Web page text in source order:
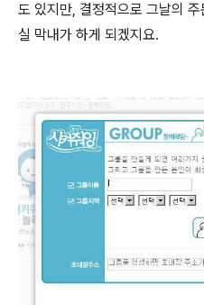
도 있지만, 결정적으로 그날의
실 막내가 하게 되겠지요.